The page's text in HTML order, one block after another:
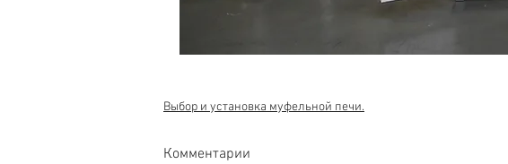
Выбор и установка муфельной печи.
Комментарии